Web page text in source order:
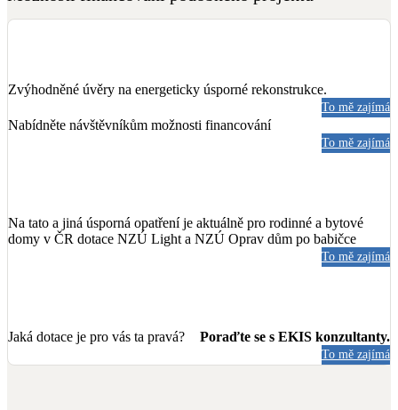
Zvýhodněné úvěry na energeticky úsporné rekonstrukce.
To mě zajímá
Nabídněte návštěvníkům možnosti financování
To mě zajímá
Na tato a jiná úsporná opatření je aktuálně pro rodinné a bytové
domy v ČR dotace NZÚ Light a NZÚ Oprav dům po babičce
To mě zajímá
Jaká dotace je pro vás ta pravá? Poraďte se s EKIS konzultanty.
To mě zajímá